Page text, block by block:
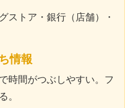
ストア・銀行（店舗）・
情報
時間がつぶしやすい。フ
。